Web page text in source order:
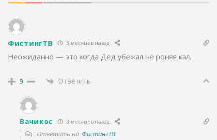
ФистингТВ 3 месяцев назад
Неожиданно — это когда Дед убежал не роняя кал.
9 Ответить
Вачикос 3 месяцев назад
Ответить на ФистингТВ